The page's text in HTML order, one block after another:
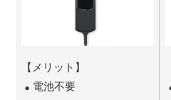
【メリット】
電池不要